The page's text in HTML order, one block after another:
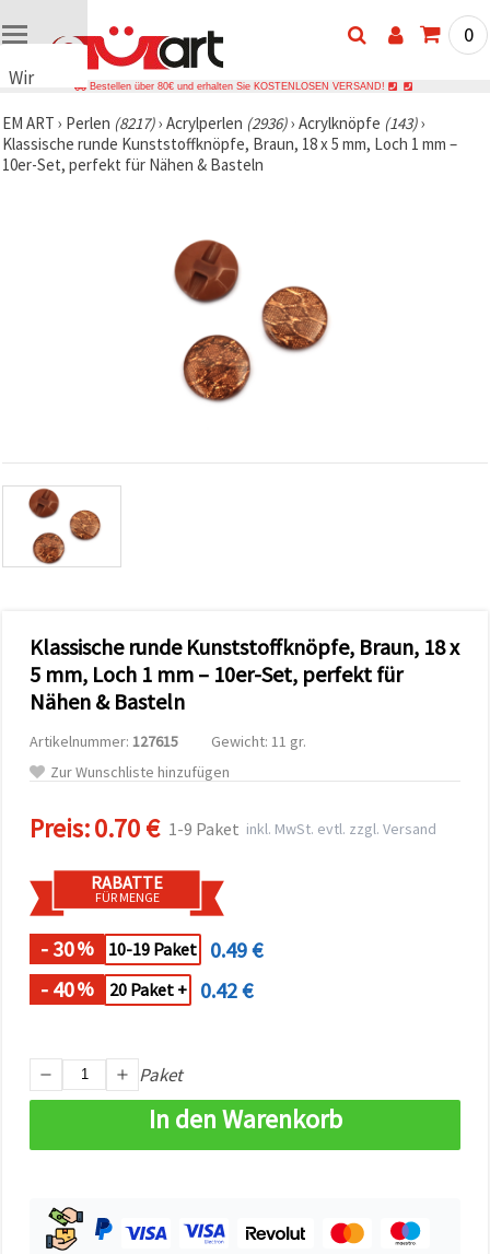
Wir
Cookies
🍪 Wir
verwenden
Datenverkehr
analysieren
sowie
relevantere
Unterstützung
Partner für
Analyse
Marketing.
ablehnen
den
Einstellungen
individuell
festlegen.
Einwilligung
können Sie
jederzeit
widerrufen.
Impressum
Datenschutzerklärung
akzeptieren
Cookie-
0
Bestellen über 80€ und erhalten Sie KOSTENLOSEN VERSAND!
EM ART › Perlen (8217)› Acrylperlen (2936)› Acrylknöpfe (143)›
Klassische runde Kunststoffknöpfe, Braun, 18 x 5 mm, Loch 1 mm –
10er-Set, perfekt für Nähen & Basteln
Klassische runde Kunststoffknöpfe, Braun, 18 x
5 mm, Loch 1 mm – 10er-Set, perfekt für
Nähen & Basteln
Artikelnummer: 127615
Gewicht: 11 gr.
Zur Wunschliste hinzufügen
Preis:0.70 € 1-9 Paket inkl. MwSt. evtl. zzgl. Versand
RABATTE
FÜR MENGE
- 30% 10-19 Paket
0.49 €
- 40% 20 Paket + 0.42 €
Paket
In den Warenkorb